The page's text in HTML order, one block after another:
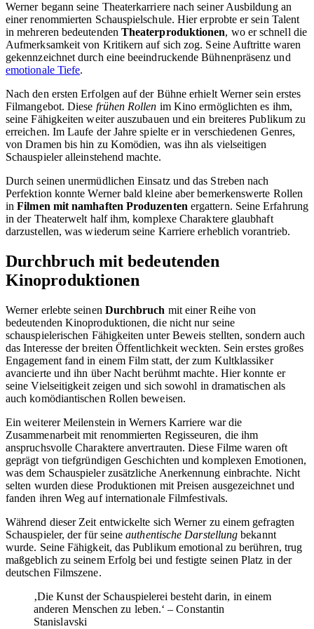
Werner begann seine Theaterkarriere nach seiner Ausbildung an
einer renommierten Schauspielschule. Hier erprobte er sein Talent
in mehreren bedeutenden Theaterproduktionen, wo er schnell die
Aufmerksamkeit von Kritikern auf sich zog. Seine Auftritte waren
gekennzeichnet durch eine beeindruckende Bühnenpräsenz und
emotionale Tiefe.
Nach den ersten Erfolgen auf der Bühne erhielt Werner sein erstes
Filmangebot. Diese frühen Rollen im Kino ermöglichten es ihm,
seine Fähigkeiten weiter auszubauen und ein breiteres Publikum zu
erreichen. Im Laufe der Jahre spielte er in verschiedenen Genres,
von Dramen bis hin zu Komödien, was ihn als vielseitigen
Schauspieler alleinstehend machte.
Durch seinen unermüdlichen Einsatz und das Streben nach
Perfektion konnte Werner bald kleine aber bemerkenswerte Rollen
inFilmen mit namhaften Produzenten ergattern. Seine Erfahrung
in der Theaterwelt half ihm, komplexe Charaktere glaubhaft
darzustellen, was wiederum seine Karriere erheblich vorantrieb.
Durchbruch mit bedeutenden
Kinoproduktionen
Werner erlebte seinen Durchbruch mit einer Reihe von
bedeutenden Kinoproduktionen, die nicht nur seine
schauspielerischen Fähigkeiten unter Beweis stellten, sondern auch
das Interesse der breiten Öffentlichkeit weckten. Sein erstes großes
Engagement fand in einem Film statt, der zum Kultklassiker
avancierte und ihn über Nacht berühmt machte. Hier konnte er
seine Vielseitigkeit zeigen und sich sowohl in dramatischen als
auch komödiantischen Rollen beweisen.
Ein weiterer Meilenstein in Werners Karriere war die
Zusammenarbeit mit renommierten Regisseuren, die ihm
anspruchsvolle Charaktere anvertrauten. Diese Filme waren oft
geprägt von tiefgründigen Geschichten und komplexen Emotionen,
was dem Schauspieler zusätzliche Anerkennung einbrachte. Nicht
selten wurden diese Produktionen mit Preisen ausgezeichnet und
fanden ihren Weg auf internationale Filmfestivals.
Während dieser Zeit entwickelte sich Werner zu einem gefragten
Schauspieler, der für seineauthentische Darstellung bekannt
wurde. Seine Fähigkeit, das Publikum emotional zu berühren, trug
maßgeblich zu seinem Erfolg bei und festigte seinen Platz in der
deutschen Filmszene.
‚Die Kunst der Schauspielerei besteht darin, in einem
anderen Menschen zu leben.‘ – Constantin
Stanislavski